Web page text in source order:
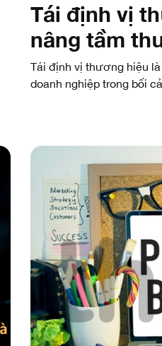
Tái định vị
nâng tầm
Tái định vị thương hiệu
doanh nghiệp trong bối